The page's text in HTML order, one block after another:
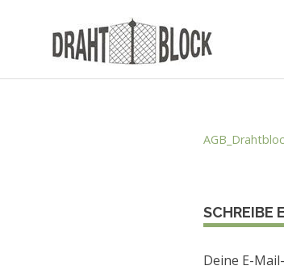
springen
SCHREIBE
Deine E-